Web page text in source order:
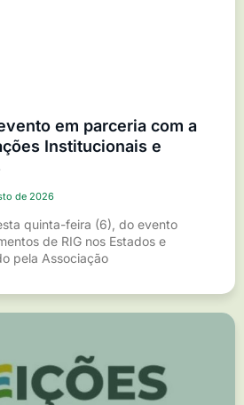
em parceria com a
Institucionais e
de 2026
quinta-feira (6), do evento
de RIG nos Estados e
pela Associação